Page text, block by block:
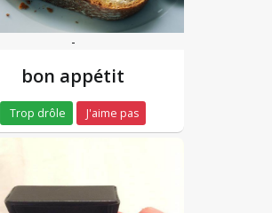
-
bon appétit
Trop drôle J'aime pas